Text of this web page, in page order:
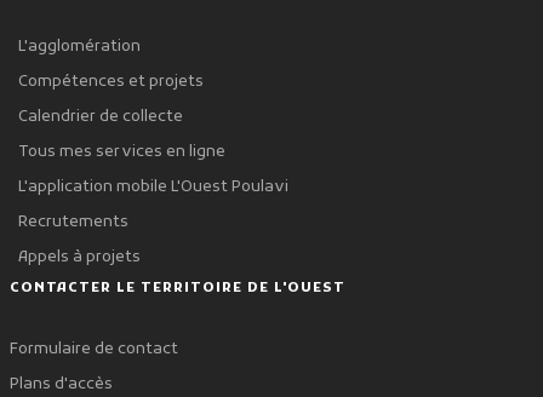
L'agglomération
Compétences et projets
Calendrier de collecte
Tous mes services en ligne
L'application mobile L'Ouest Poulavi
Recrutements
Appels à projets
CONTACTER LE TERRITOIRE DE L'OUEST
Formulaire de contact
Plans d'accès